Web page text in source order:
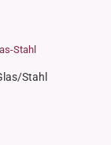
Stahl